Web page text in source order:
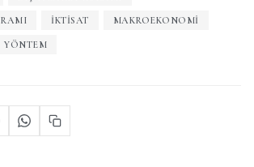
İKTISAT MAKROEKONOMI
YÖNTEM